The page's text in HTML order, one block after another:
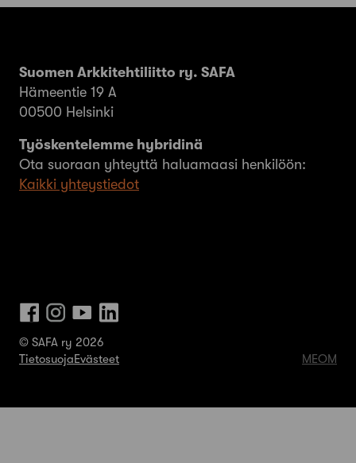
Suomen Arkkitehtiliitto ry. SAFA
Hämeentie 19 A
00500 Helsinki
Työskentelemme hybridinä
Ota suoraan yhteyttä haluamaasi henkilöön:
Kaikki yhteystiedot
© SAFA ry 2026
TietosuojaEvästeet MEOM